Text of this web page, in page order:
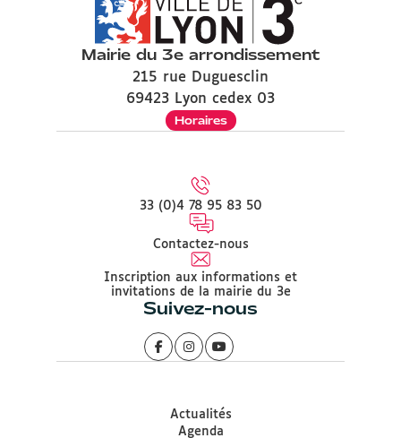
Mairie du 3e arrondissement
215 rue Duguesclin
69423 Lyon cedex 03
Horaires
33 (0)4 78 95 83 50
Contactez-nous
Inscription aux informations et
invitations de la mairie du 3e
Suivez-nous
Actualités
Agenda